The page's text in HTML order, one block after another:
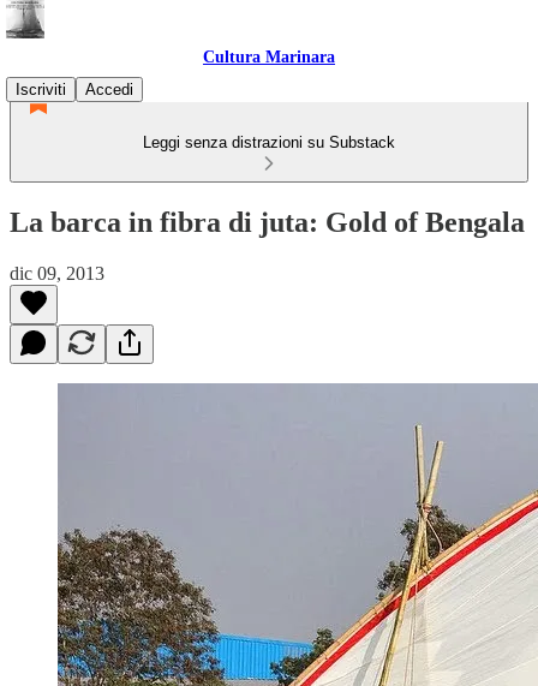
Cultura Marinara
Iscriviti
Accedi
Leggi senza distrazioni su Substack
La barca in fibra di juta: Gold of Bengala
dic 09, 2013